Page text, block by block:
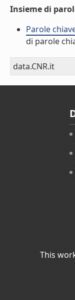
Insieme di
Parole
di parole
data.CNR.it
This